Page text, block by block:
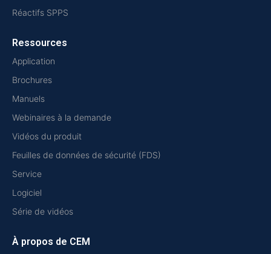
Réactifs SPPS
Ressources
Application
Brochures
Manuels
Webinaires à la demande
Vidéos du produit
Feuilles de données de sécurité (FDS)
Service
Logiciel
Série de vidéos
À propos de CEM